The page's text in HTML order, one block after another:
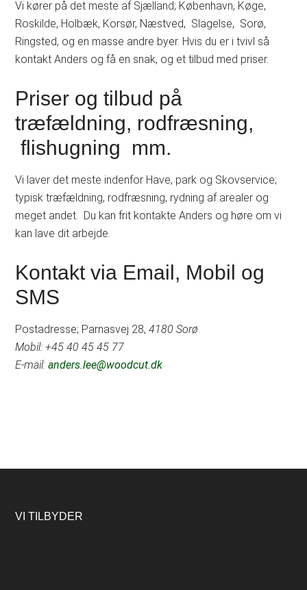
Vi kører på det meste af Sjælland; København, Køge,
Roskilde, Holbæk, Korsør, Næstved, Slagelse, Sorø,
Ringsted, og en masse andre byer. Hvis du er i tvivl så
kontakt Anders og få en snak, og et tilbud med priser.
Priser og tilbud på
træfældning, rodfræsning,
flishugning mm.
Vi laver det meste indenfor Have, park og Skovservice;
typisk træfældning, rodfræsning, rydning af arealer og
meget andet. Du kan frit kontakte Anders og høre om vi
kan lave dit arbejde.
Kontakt via Email, Mobil og
SMS
Postadresse; Parnasvej 28,4180 Sorø
Mobil: +45 40 45 45 77
E-mail:anders.lee@woodcut.dk
Footer
VI TILBYDER